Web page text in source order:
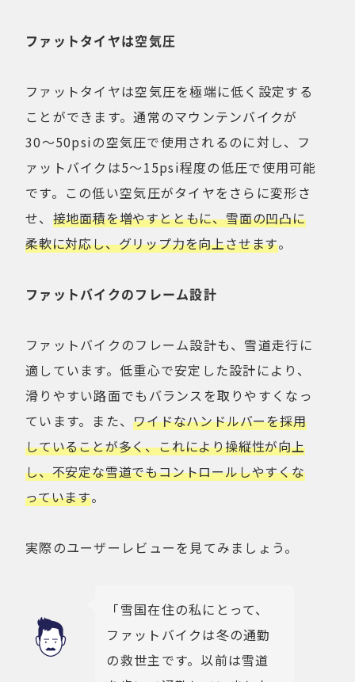
ファットタイヤは空気圧
ファットタイヤは空気圧を極端に低く設定する
ことができます。通常のマウンテンバイクが
30〜50psiの空気圧で使用されるのに対し、フ
ァットバイクは5〜15psi程度の低圧で使用可能
です。この低い空気圧がタイヤをさらに変形さ
せ、 接地面積を増やすとともに、雪面の凹凸に
柔軟に対応し、グリップ力を向上させます。
ファットバイクのフレーム設計
ファットバイクのフレーム設計も、雪道走行に
適しています。低重心で安定した設計により、
滑りやすい路面でもバランスを取りやすくなっ
ています。また、ワイドなハンドルバーを採用
していることが多く、これにより操縦性が向上
し、不安定な雪道でもコントロールしやすくな
っています。
実際のユーザーレビューを見てみましょう。
「雪国在住の私にとって、
ファットバイクは冬の通勤
の救世主です。以前は雪道